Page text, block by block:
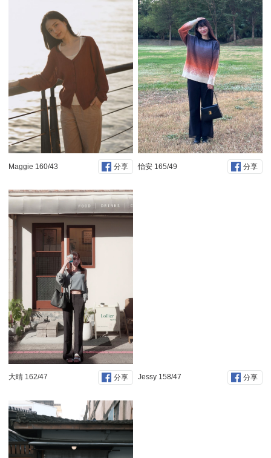
Maggie 160/43 分享 怡安 165/49 分享
大晴 162/47 分享 Jessy 158/47 分享